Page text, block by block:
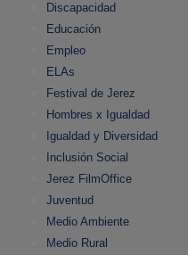
Discapacidad
Educación
Empleo
ELAs
Festival de Jerez
Hombres x Igualdad
Igualdad y Diversidad
Inclusión Social
Jerez FilmOffice
Juventud
Medio Ambiente
Medio Rural